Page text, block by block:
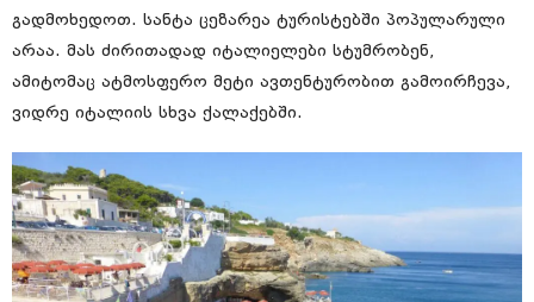
გადმოხედოთ. სანტა ცეზარეა ტურისტებში პოპულარული
არაა. მას ძირითადად იტალიელები სტუმრობენ,
ამიტომაც ატმოსფერო მეტი ავთენტურობით გამოირჩევა,
ვიდრე იტალიის სხვა ქალაქებში.